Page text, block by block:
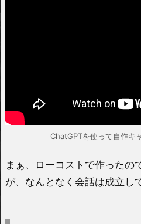
ChatGPTを使って自作キ
まぁ、ローコストで作ったの
が、なんとなく会話は成立し